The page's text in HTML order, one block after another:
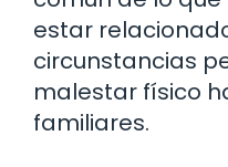
estar
circunstancias
malestar físico
familiares.